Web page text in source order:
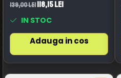
139,00 Lei118,15 Lei
IN STOC
Adauga in cos